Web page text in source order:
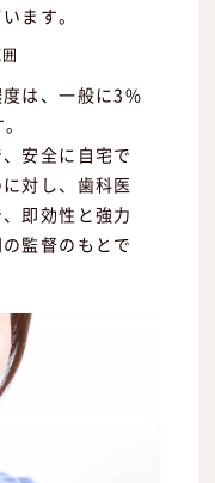
ます。
は、一般に3%
安全に自宅で
対し、歯科医
即効性と強力
監督のもとで